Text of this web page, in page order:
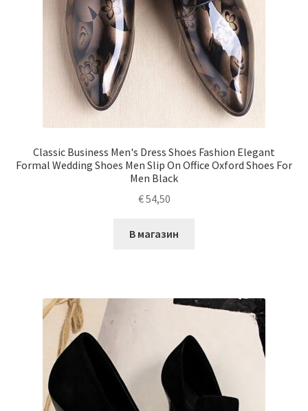
Classic Business Men's Dress Shoes Fashion Elegant
Formal Wedding Shoes Men Slip On Office Oxford Shoes For
Men Black
€54,50
В магазин